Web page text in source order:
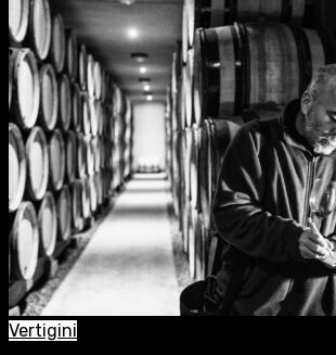
Vertigini